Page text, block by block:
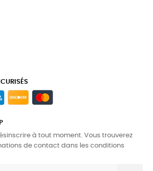
à tout moment. Vous trouverez
de contact dans les conditions